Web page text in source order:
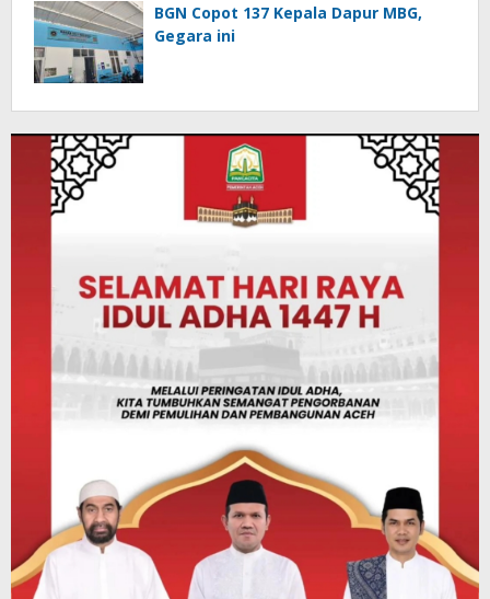
BGN Copot 137 Kepala Dapur MBG,
Gegara ini